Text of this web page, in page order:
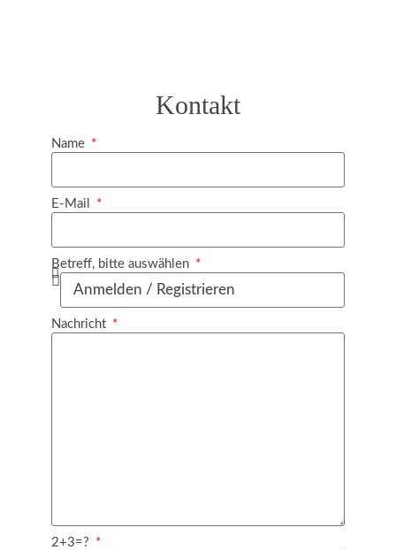
Kontakt
Name
E-Mail
Betreff, bitte auswählen
Nachricht
2+3=?